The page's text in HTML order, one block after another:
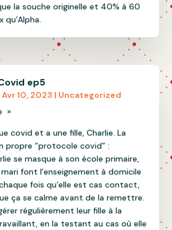
la souche originelle et 40% à 60
qu’Alpha.
ep5
Avr 10, 2023 | Uncategorized
»
covid et a une fille, Charlie. La
propre “protocole covid” :
se masque à son école primaire,
font l’enseignement à domicile
fois qu’elle est cas contact,
ça se calme avant de la remettre.
régulièrement leur fille à la
en la testant au cas où elle